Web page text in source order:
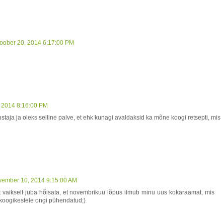
20, 2014 6:17:00 PM
8:16:00 PM
ja oleks selline palve, et ehk kunagi avaldaksid ka mõne koogi retsepti, mis
10, 2014 9:15:00 AM
vaikselt juba hõisata, et novembrikuu lõpus ilmub minu uus kokaraamat, mis
ongi pühendatud;)